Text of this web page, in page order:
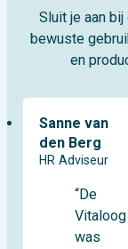
Sluit je aan
bewuste
en
Sanne van
den Berg
HR Adviseur
“De
Vitaloog
was